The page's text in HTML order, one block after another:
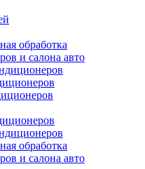
обработка
и салона авто
обработка
и салона авто